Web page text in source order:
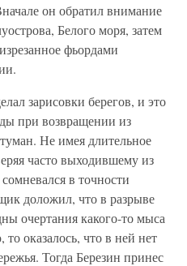
он обратил внимание
Белого моря, затем
фьордами
зарисовки берегов, и это
при возвращении из
Не имея длительное
часто выходившему из
в точности
доложил, что в разрыве
очертания какого-то мыса
оказалось, что в ней нет
Тогда Березин принес